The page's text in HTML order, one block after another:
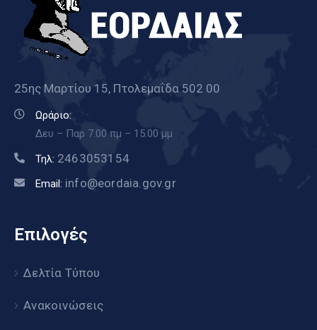
25ης Μαρτίου 15, Πτολεμαΐδα 502 00
Ωράριο:
Δευ – Παρ 7.00 πμ – 15.00 μμ
Τηλ: 2463053154
Email: info@eordaia.gov.gr
Επιλογές
Δελτία Τύπου
Ανακοινώσεις